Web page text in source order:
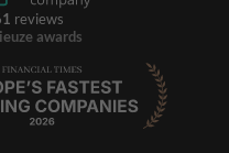
reviews
awards